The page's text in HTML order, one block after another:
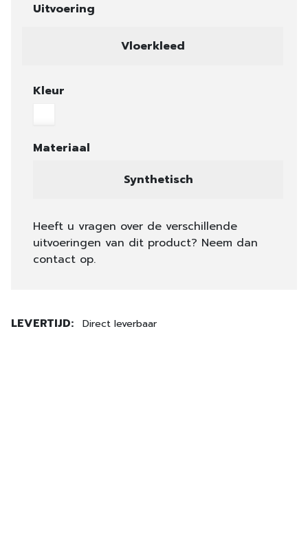
Uitvoering
Vloerkleed
Kleur
Materiaal
Synthetisch
Heeft u vragen over de verschillende
uitvoeringen van dit product? Neem dan
contact op.
LEVERTIJD: Direct leverbaar